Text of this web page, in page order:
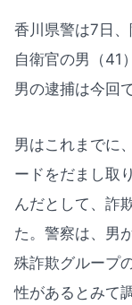
香川県警は7日
自衛官の男（41
男の逮捕は今回
男はこれまでに
ードをだまし取
んだとして、詐
た。警察は、男
殊詐欺グループ
性があるとみて